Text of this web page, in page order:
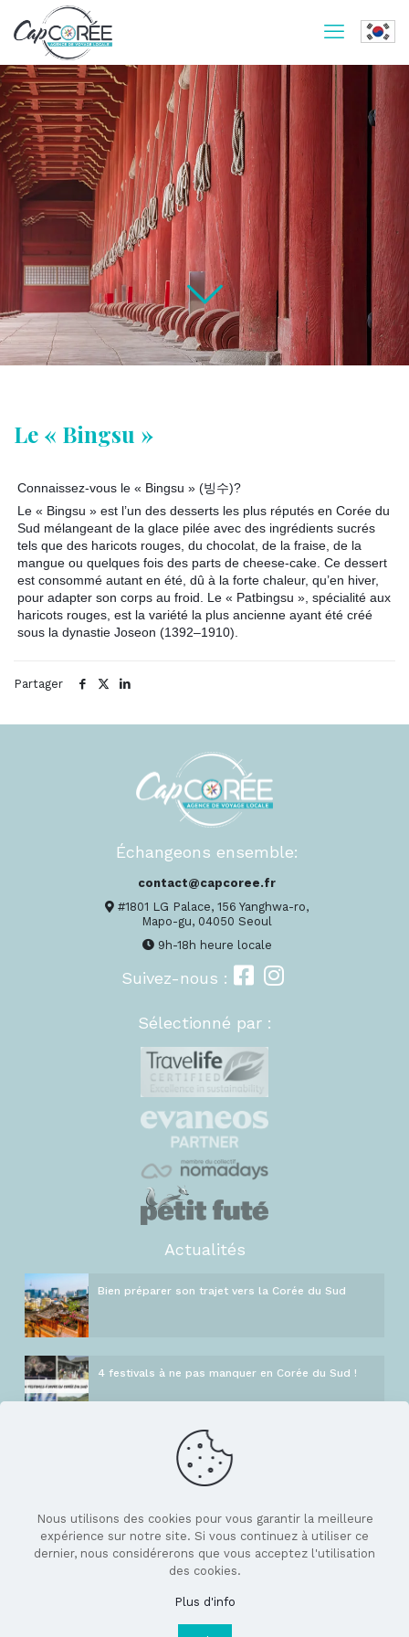
Le « Bingsu »
Connaissez-vous le « Bingsu » (빙수)?
Le « Bingsu » est l’un des desserts les plus réputés en Corée du
Sud mélangeant de la glace pilée avec des ingrédients sucrés
tels que des haricots rouges, du chocolat, de la fraise, de la
mangue ou quelques fois des parts de cheese-cake. Ce dessert
est consommé autant en été, dû à la forte chaleur, qu’en hiver,
pour adapter son corps au froid. Le « Patbingsu », spécialité aux
haricots rouges, est la variété la plus ancienne ayant été créé
sous la dynastie Joseon (1392–1910).
Partager
Échangeons ensemble:
contact@capcoree.fr
#1801 LG Palace, 156 Yanghwa-ro,
Mapo-gu, 04050 Seoul
9h-18h heure locale
Suivez-nous :
Sélectionné par :
Actualités
Bien préparer son trajet vers la Corée du Sud
4 festivals à ne pas manquer en Corée du Sud !
Informations
GIR Pack Hallyu
Assurance
Partenaires
Recrutement
Légal
Nous utilisons des cookies pour vous garantir la meilleure
expérience sur notre site. Si vous continuez à utiliser ce
dernier, nous considérerons que vous acceptez l'utilisation
des cookies.
Plus d'info